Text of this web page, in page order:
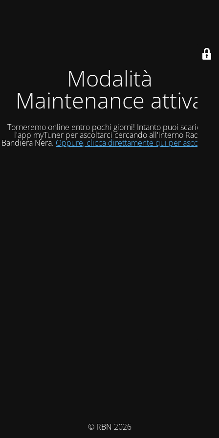
Modalità
Maintenance attiva
Torneremo online entro pochi giorni! Intanto puoi scaricare
l'app myTuner per ascoltarci cercando all'interno Radio
Bandiera Nera. Oppure, clicca direttamente qui per ascoltarci!
© RBN 2026